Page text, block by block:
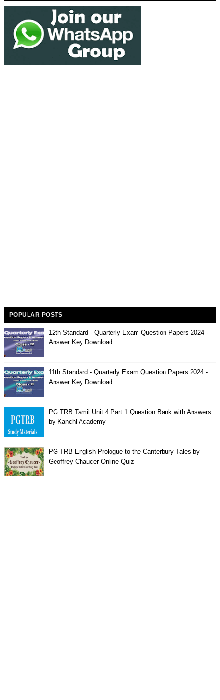
POPULAR POSTS
12th Standard - Quarterly Exam Question Papers 2024 -
Answer Key Download
11th Standard - Quarterly Exam Question Papers 2024 -
Answer Key Download
PG TRB Tamil Unit 4 Part 1 Question Bank with Answers
by Kanchi Academy
PG TRB English Prologue to the Canterbury Tales by
Geoffrey Chaucer Online Quiz